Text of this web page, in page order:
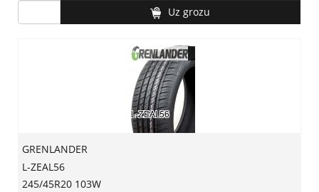
Uz grozu
GRENLANDER
L-ZEAL56
245/45R20 103W